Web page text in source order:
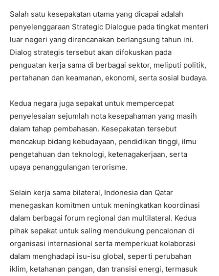
Salah satu kesepakatan utama yang dicapai adalah
penyelenggaraan Strategic Dialogue pada tingkat menteri
luar negeri yang direncanakan berlangsung tahun ini.
Dialog strategis tersebut akan difokuskan pada
penguatan kerja sama di berbagai sektor, meliputi politik,
pertahanan dan keamanan, ekonomi, serta sosial budaya.
Kedua negara juga sepakat untuk mempercepat
penyelesaian sejumlah nota kesepahaman yang masih
dalam tahap pembahasan. Kesepakatan tersebut
mencakup bidang kebudayaan, pendidikan tinggi, ilmu
pengetahuan dan teknologi, ketenagakerjaan, serta
upaya penanggulangan terorisme.
Selain kerja sama bilateral, Indonesia dan Qatar
menegaskan komitmen untuk meningkatkan koordinasi
dalam berbagai forum regional dan multilateral. Kedua
pihak sepakat untuk saling mendukung pencalonan di
organisasi internasional serta memperkuat kolaborasi
dalam menghadapi isu-isu global, seperti perubahan
iklim, ketahanan pangan, dan transisi energi, termasuk